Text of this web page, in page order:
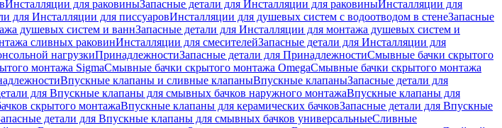
Инсталляции для раковиныЗапасные детали для Инсталляции для раковиныИнсталляции для
для Инсталляции для писсуаровИнсталляции для душевых систем с водоотводом в стенеЗапасные
душевых систем и ваннЗапасные детали для Инсталляции для монтажа душевых систем и
сливных раковинИнсталляции для смесителейЗапасные детали для Инсталляции для
нагрузкиПринадлежностиЗапасные детали для ПринадлежностиСмывные бачки скрытого
монтажа SigmaСмывные бачки скрытого монтажа OmegaСмывные бачки скрытого монтажа
Впускные клапаны и сливные клапаныВпускные клапаныЗапасные детали для
для Впускные клапаны для смывных бачков наружного монтажаВпускные клапаны для
скрытого монтажаВпускные клапаны для керамических бачковЗапасные детали для Впускные
детали для Впускные клапаны для смывных бачков универсальныеСливные